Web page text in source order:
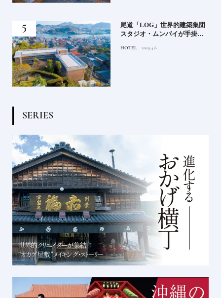
尾道「LOG」世界的建築集団
スタジオ・ムンバイが手掛け
HOTEL 2019.4.6
SERIES